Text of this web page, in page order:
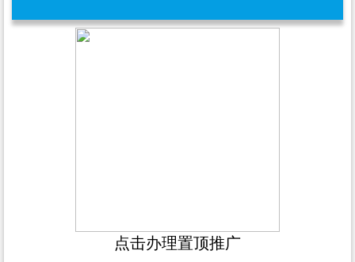
点击办理置顶推广